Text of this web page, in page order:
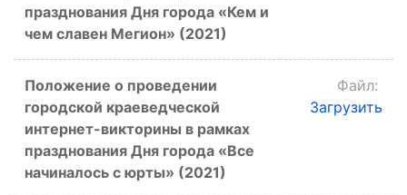
празднования Дня города «Кем и
чем славен Мегион» (2021)
Положение о проведении
городской краеведческой
интернет-викторины в рамках
празднования Дня города «Все
начиналось с юрты» (2021)
Файл:
Загрузить